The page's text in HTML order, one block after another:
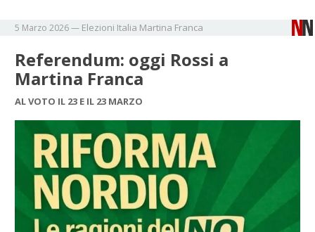
5 Marzo 2026— Elezioni Italia Martina Franca
Referendum: oggi Rossi a
Martina Franca
AL VOTO IL 23 E IL 23 MARZO